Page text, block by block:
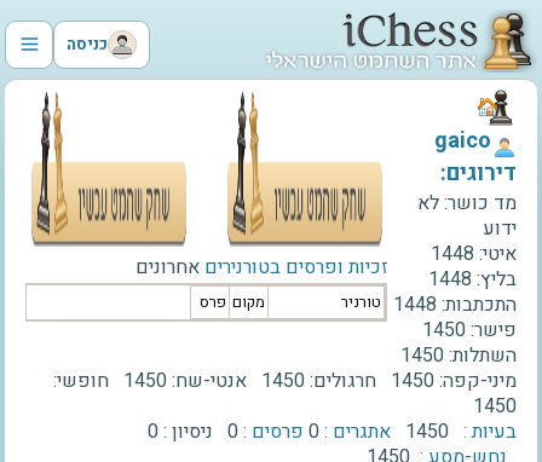
כניסה
זכיות ופרסים בטורנירים אחרונים
טורניר מקום פרס
‫gaico‬
דירוגים:
מד כושר:לא
ידוע
איטי: 1448
בליץ: 1448
התכתבות: 1448
פישר:1450
השתלות:1450
מיני-קפה:1450 חרגולים:1450 אנטי-שח:1450 חופשי:
1450
בעיות : 1450 אתגרים :0 פרסים :0 ניסיון :0